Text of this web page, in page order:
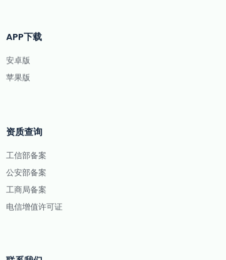
APP下载
安卓版
苹果版
资质查询
工信部备案
公安部备案
工商局备案
电信增值许可证